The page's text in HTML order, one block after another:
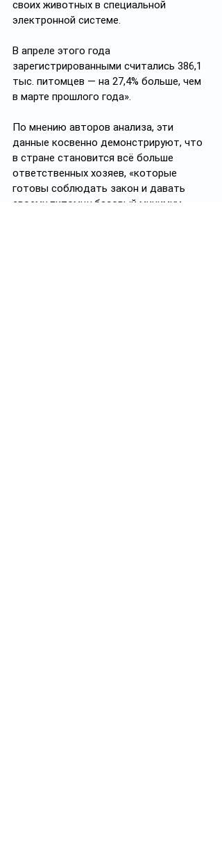
своих животных в специальной
электронной системе.
В апреле этого года
зарегистрированными считались 386,1
тыс. питомцев — на 27,4% больше, чем
в марте прошлого года».
По мнению авторов анализа, эти
данные косвенно демонстрируют, что
в стране становится всё больше
ответственных хозяев, «которые
готовы соблюдать закон и давать
своему питомцу базовый минимум